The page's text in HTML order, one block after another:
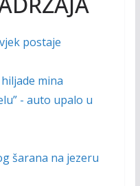
postaje
mina
- auto upalo u
šarana na jezeru